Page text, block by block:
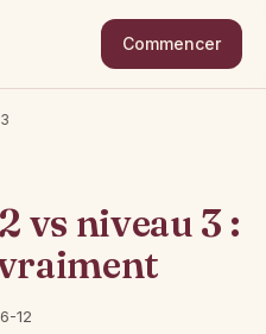
Commencer
vs niveau 3 :
12